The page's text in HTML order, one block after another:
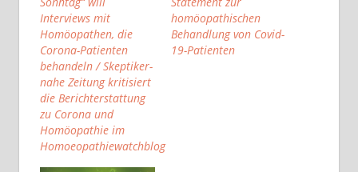
Interviews mit
Homöopathen, die
Corona-Patienten
behandeln / Skeptiker-
nahe Zeitung kritisiert
die Berichterstattung
zu Corona und
Homöopathie im
Homoeopathiewatchblog
homöopathischen
Behandlung von Covid-
19-Patienten